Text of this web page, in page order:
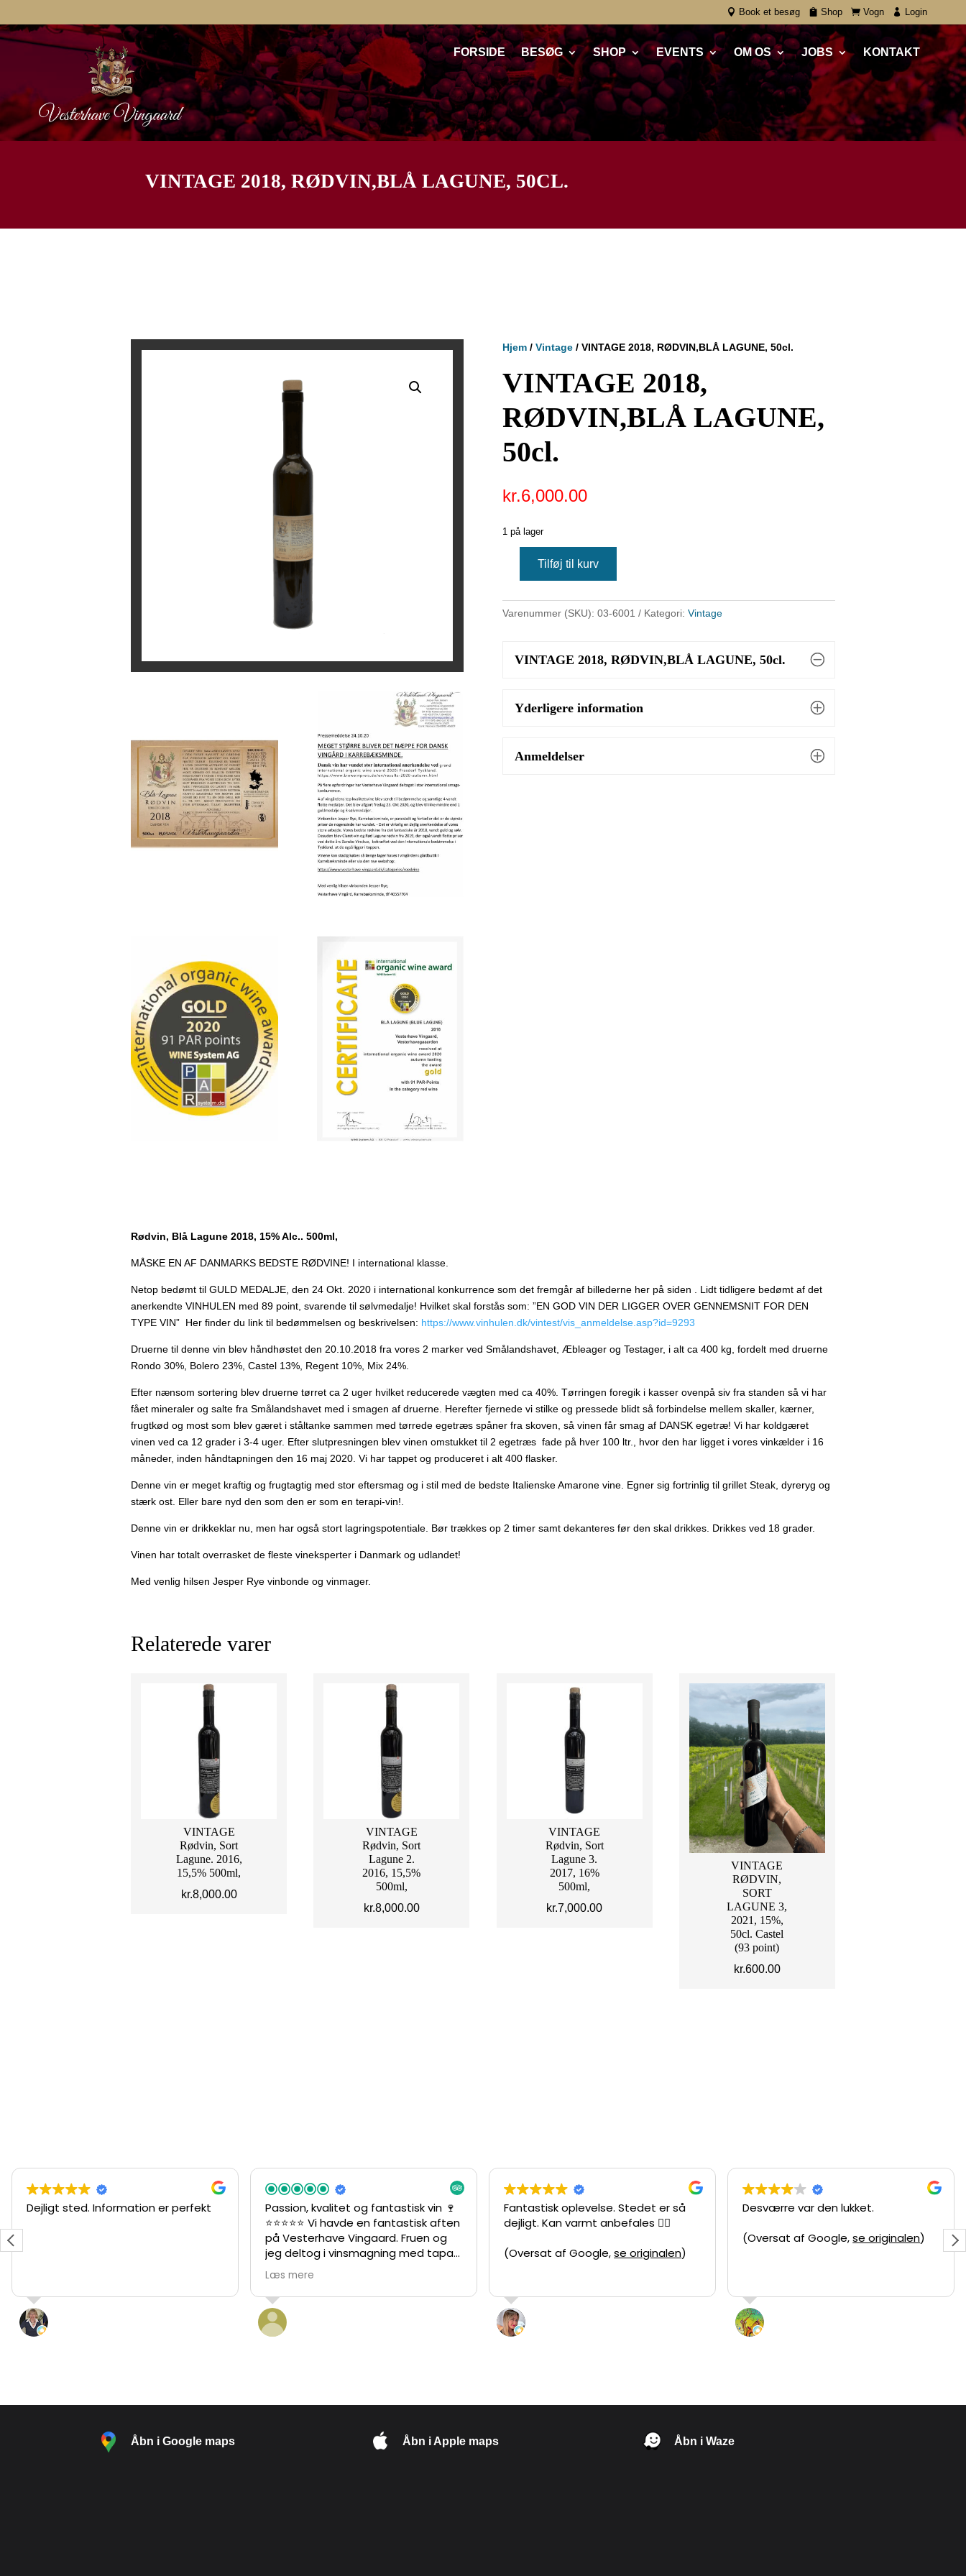
Book et besøg Shop Vogn Login
FORSIDE BESØG SHOP EVENTS OM OS JOBS KONTAKT
VINTAGE 2018, RØDVIN,BLÅ LAGUNE, 50CL.
Hjem/ Vintage/ VINTAGE 2018, RØDVIN,BLÅ LAGUNE, 50cl.
VINTAGE 2018,
RØDVIN,BLÅ LAGUNE,
50cl.
kr.6,000.00
1 på lager
VINTAGE
RØDVIN,BLÅ
LAGUNE,
antal
Tilføj til kurv
Varenummer (SKU): 03-6001 Kategori: Vintage
VINTAGE 2018, RØDVIN,BLÅ LAGUNE, 50cl.
Yderligere information
Anmeldelser
Rødvin, Blå Lagune 2018, 15% Alc.. 500ml,
MÅSKE EN AF DANMARKS BEDSTE RØDVINE! I international klasse.
Netop bedømt til GULD MEDALJE, den 24 Okt. 2020 i international konkurrence som det fremgår af billederne her på siden . Lidt tidligere bedømt af det
anerkendte VINHULEN med 89 point, svarende til sølvmedalje! Hvilket skal forstås som: ”EN GOD VIN DER LIGGER OVER GENNEMSNIT FOR DEN
TYPE VIN” Her finder du link til bedømmelsen og beskrivelsen: https://www.vinhulen.dk/vintest/vis_anmeldelse.asp?id=9293
Druerne til denne vin blev håndhøstet den 20.10.2018 fra vores 2 marker ved Smålandshavet, Æbleager og Testager, i alt ca 400 kg, fordelt med druerne
Rondo 30%, Bolero 23%, Castel 13%, Regent 10%, Mix 24%.
Efter nænsom sortering blev druerne tørret ca 2 uger hvilket reducerede vægten med ca 40%. Tørringen foregik i kasser ovenpå siv fra standen så vi har
fået mineraler og salte fra Smålandshavet med i smagen af druerne. Herefter fjernede vi stilke og pressede blidt så forbindelse mellem skaller, kærner,
frugtkød og most som blev gæret i ståltanke sammen med tørrede egetræs spåner fra skoven, så vinen får smag af DANSK egetræ! Vi har koldgæret
vinen ved ca 12 grader i 3-4 uger. Efter slutpresningen blev vinen omstukket til 2 egetræs fade på hver 100 ltr., hvor den har ligget i vores vinkælder i 16
måneder, inden håndtapningen den 16 maj 2020. Vi har tappet og produceret i alt 400 flasker.
Denne vin er meget kraftig og frugtagtig med stor eftersmag og i stil med de bedste Italienske Amarone vine. Egner sig fortrinlig til grillet Steak, dyreryg og
stærk ost. Eller bare nyd den som den er som en terapi-vin!.
Denne vin er drikkeklar nu, men har også stort lagringspotentiale. Bør trækkes op 2 timer samt dekanteres før den skal drikkes. Drikkes ved 18 grader.
Vinen har totalt overrasket de fleste vineksperter i Danmark og udlandet!
Med venlig hilsen Jesper Rye vinbonde og vinmager.
Relaterede varer
VINTAGE
Rødvin, Sort
Lagune. 2016,
15,5% 500ml,
kr.8,000.00
VINTAGE
Rødvin, Sort
Lagune 2.
2016, 15,5%
500ml,
kr.8,000.00
VINTAGE
Rødvin, Sort
Lagune 3.
2017, 16%
500ml,
kr.7,000.00
VINTAGE
RØDVIN,
SORT
LAGUNE 3,
2021, 15%,
50cl. Castel
(93 point)
kr.600.00
Dejligt sted. Information er perfekt
Passion, kvalitet og fantastisk vin 🍷
⭐⭐⭐⭐⭐ Vi havde en fantastisk aften
på Vesterhave Vingaard. Fruen og
jeg deltog i vinsmagning med tapas
og en rundvisning på vingården, og
det var en oplevelse, vi varmt kan
anbefale. Jesper er en utrolig dygtig
og engageret fortæller, som formår
at gøre rundvisningen både
meget positivt , det er uden tvivl
har smagt. Tapasen passede
perfekt til vinene og gjorde
Læs mere
Fantastisk oplevelse. Stedet er så
dejligt. Kan varmt anbefales ❤️‍🔥
(Oversat af Google,se originalen)
Desværre var den lukket.
(Oversat af Google,se originalen)
Åbn i Google maps Åbn i Apple maps Åbn i Waze